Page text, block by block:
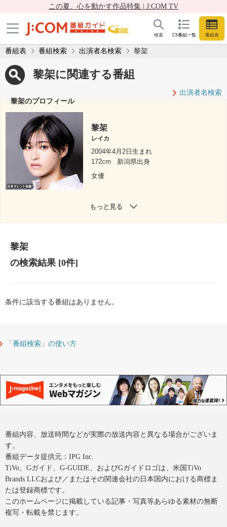
この夏、心を動かす作品特集 | J:COM TV
CS番組一覧 番組表
検索
番組表 番組検索 出演者名検索 黎架
黎架に関連する番組
出演者名検索
黎架のプロフィール
黎架
レイカ
2004年4月2日生まれ
172cm
新潟県出身
女優
もっと見る
黎架
の検索結果[0件]
条件に該当する番組はありません。
「番組検索」の使い方
番組内容、放送時間などが実際の放送内容と異なる場合がございま
す。
番組データ提供元：IPG Inc.
TiVo、Gガイド、G-GUIDE、およびGガイドロゴは、米国TiVo
Brands LLCおよび／またはその関連会社の日本国内における商標ま
たは登録商標です。
このホームページに掲載している記事・写真等あらゆる素材の無断
複写・転載を禁じます。